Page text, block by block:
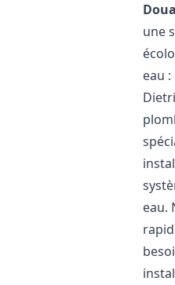
une
eau
eau.